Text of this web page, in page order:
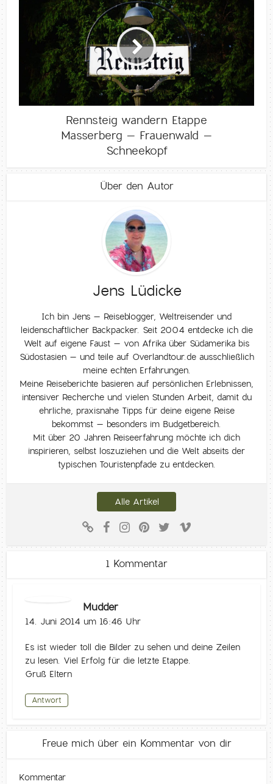
Rennsteig wandern Etappe
Masserberg – Frauenwald –
Schneekopf
Über den Autor
Jens Lüdicke
Ich bin Jens – Reiseblogger, Weltreisender und
leidenschaftlicher Backpacker. Seit 2004 entdecke ich die
Welt auf eigene Faust – von Afrika über Südamerika bis
Südostasien – und teile auf Overlandtour.de ausschließlich
meine echten Erfahrungen.
Meine Reiseberichte basieren auf persönlichen Erlebnissen,
intensiver Recherche und vielen Stunden Arbeit, damit du
ehrliche, praxisnahe Tipps für deine eigene Reise
bekommst – besonders im Budgetbereich.
Mit über 20 Jahren Reiseerfahrung möchte ich dich
inspirieren, selbst loszuziehen und die Welt abseits der
typischen Touristenpfade zu entdecken.
Alle Artikel
1 Kommentar
Mudder
14. Juni 2014 um 16:46 Uhr
Es ist wieder toll die Bilder zu sehen und deine Zeilen
zu lesen. Viel Erfolg für die letzte Etappe.
Gruß Eltern
Antwort
Freue mich über ein Kommentar von dir
Kommentar